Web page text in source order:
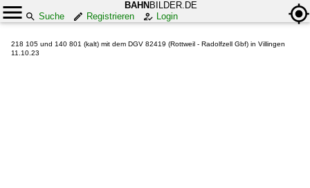
BAHN BILDER.DE
Suche
Registrieren Login
218 105 und 140 801 (kalt) mit dem DGV 82419 (Rottweil - Radolfzell Gbf) in Villingen
11.10.23